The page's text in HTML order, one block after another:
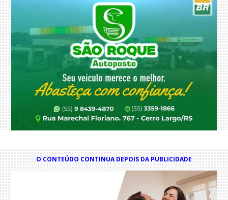
O CONTEÚDO CONTINUA DEPOIS DA PUBLICIDADE